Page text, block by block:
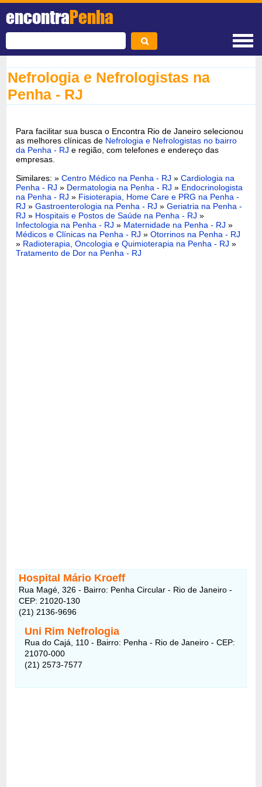
encontraPenha
Nefrologia e Nefrologistas na
Penha - RJ
Para facilitar sua busca o Encontra Rio de Janeiro selecionou
as melhores clínicas de Nefrologia e Nefrologistas no bairro
da Penha - RJ e região, com telefones e endereço das
empresas.
Similares: »Centro Médico na Penha - RJ »Cardiologia na
Penha - RJ » Dermatologia na Penha - RJ » Endocrinologista
na Penha - RJ » Fisioterapia, Home Care e PRG na Penha -
RJ »Gastroenterologia na Penha - RJ »Geriatria na Penha -
RJ » Hospitais e Postos de Saúde na Penha - RJ»
Infectologia na Penha - RJ » Maternidade na Penha - RJ »
Médicos e Clínicas na Penha - RJ »Otorrinos na Penha - RJ
» Radioterapia, Oncologia e Quimioterapia na Penha - RJ »
Tratamento de Dor na Penha - RJ
Hospital Mário Kroeff
Rua Magé, 326 - Bairro: Penha Circular - Rio de Janeiro -
CEP: 21020-130
(21) 2136-9696
Uni Rim Nefrologia
Rua do Cajá, 110 - Bairro: Penha - Rio de Janeiro - CEP:
21070-000
(21) 2573-7577